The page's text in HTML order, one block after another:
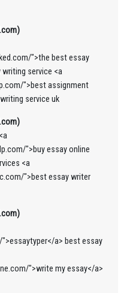
">the best essay
service <a
">best assignment
service uk
">buy essay online
<a
">best essay writer
a> best essay
">write my essay</a>